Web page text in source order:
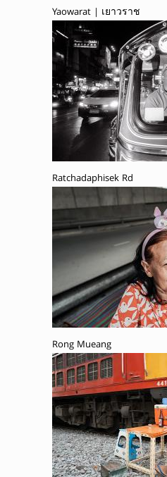
Yaowarat | เยาวราช
Ratchadaphisek Rd
Rong Mueang